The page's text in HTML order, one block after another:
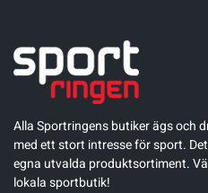
Alla Sportringens butiker ägs och
med ett stort intresse för sport.
egna utvalda produktsortiment.
lokala sportbutik!